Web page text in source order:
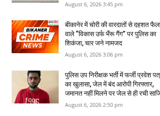
August 6, 2026 3:45 pm
बीकानेर में चोरी की वारदातों से दहशत
वाले “विकास उर्फ भैंरू गैंग” पर पुलिस का
शिकंजा, चार जने नामजद
August 6, 2026 3:06 pm
पुलिस उप निरीक्षक भर्ती में फर्जी प्रवेश
का खुलासा, जेल में बंद आरोपी गिरफ्तार,
जमानत नहीं मिलने पर जेल से ही रची
August 6, 2026 2:50 pm